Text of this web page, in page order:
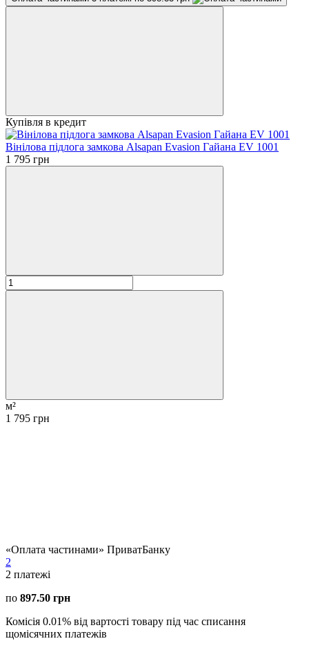
Купівля в кредит
Вінілова пiдлога замкова Alsapan Evasion Гайана EV 1001
1 795 грн
м²
1 795 грн
«Оплата частинами» ПриватБанку
2
2 платежі
по 897.50 грн
Комісія 0.01% від вартості товару під час списання
щомісячних платежів